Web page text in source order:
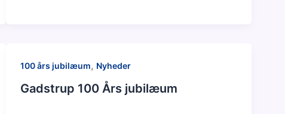
100 års jubilæum, Nyheder
Gadstrup 100 Års jubilæum